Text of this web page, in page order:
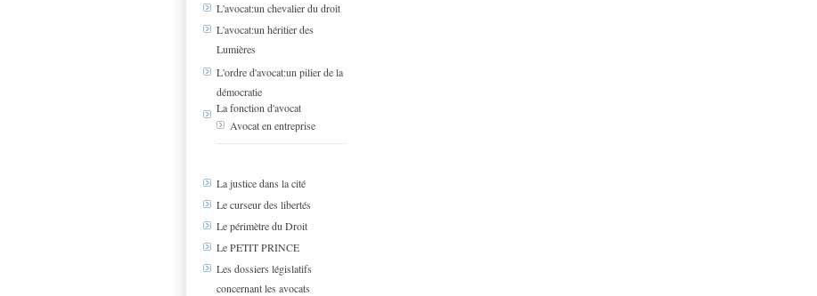
L'avocat:un chevalier du droit
L'avocat:un héritier des
Lumières
L'ordre d'avocat:un pilier de la
démocratie
La fonction d'avocat
Avocat en entreprise
La justice dans la cité
Le curseur des libertés
Le périmètre du Droit
Le PETIT PRINCE
Les dossiers législatifs
concernant les avocats